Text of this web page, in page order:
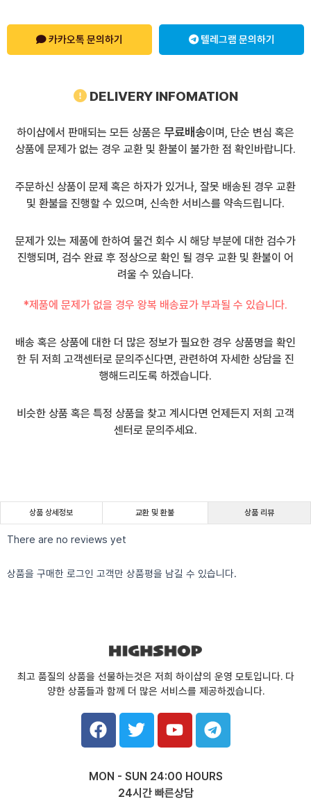
카카오톡 문의하기 텔레그램 문의하기
DELIVERY INFOMATION
하이샵에서 판매되는 모든 상품은 무료배송이며, 단순 변심 혹은
상품에 문제가 없는 경우 교환 및 환불이 불가한 점 확인바랍니다.
주문하신 상품이 문제 혹은 하자가 있거나, 잘못 배송된 경우 교환
및 환불을 진행할 수 있으며, 신속한 서비스를 약속드립니다.
문제가 있는 제품에 한하여 물건 회수 시 해당 부분에 대한 검수가
진행되며, 검수 완료 후 정상으로 확인 될 경우 교환 및 환불이 어
려울 수 있습니다.
*제품에 문제가 없을 경우 왕복 배송료가 부과될 수 있습니다.
배송 혹은 상품에 대한 더 많은 정보가 필요한 경우 상품명을 확인
한 뒤 저희 고객센터로 문의주신다면, 관련하여 자세한 상담을 진
행해드리도록 하겠습니다.
비슷한 상품 혹은 특정 상품을 찾고 계시다면 언제든지 저희 고객
센터로 문의주세요.
상품 상세정보 교환 및 환불 상품 리뷰
There are no reviews yet
상품을 구매한 로그인 고객만 상품평을 남길 수 있습니다.
최고 품질의 상품을 선물하는것은 저희 하이샵의 운영 모토입니다. 다
양한 상품들과 함께 더 많은 서비스를 제공하겠습니다.
F
a
c
b
T
w
i
t
Y
o
u
u
T
e
l
g
MON - SUN 24:00 HOURS
24시간 빠른상담